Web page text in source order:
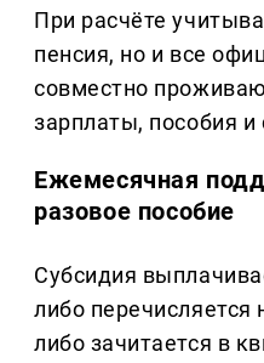
При расчёте
пенсия, но и все
совместно
зарплаты, пособия
Ежемесячная
разовое пособие
Субсидия
либо перечисляется
либо зачитается в